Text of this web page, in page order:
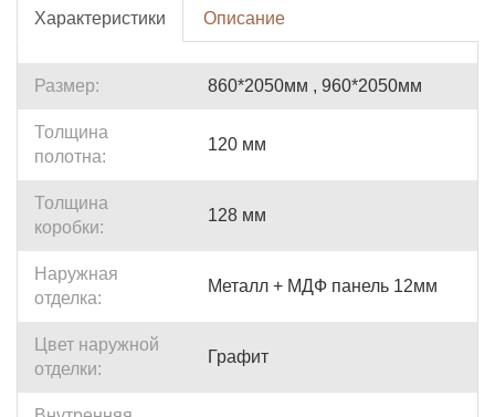
Характеристики Описание
Размер: 860*2050мм , 960*2050мм
Толщина
полотна:
120 мм
Толщина
коробки:
128 мм
Наружная
отделка:
Металл + МДФ панель 12мм
Цвет наружной
отделки:
Графит